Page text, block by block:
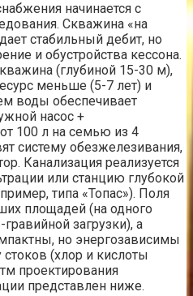
начинается с
Скважина «на
стабильный дебит, но
и обустройства кессона.
(глубиной 15-30 м),
меньше (5-7 лет) и
воды обеспечивает
насос +
100 л на семью из 4
систему обезжелезивания,
Канализация реализуется
или станцию глубокой
типа «Топас»). Поля
площадей (на одного
загрузки), а
но энергозависимы
стоков (хлор и кислоты
проектирования
представлен ниже.